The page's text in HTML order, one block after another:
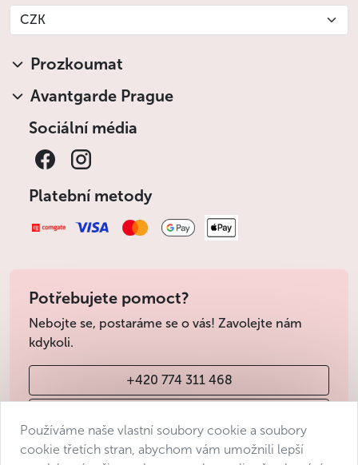
CZK
Prozkoumat
Avantgarde Prague
Sociální média
Platební metody
Potřebujete pomoct?
Nebojte se, postaráme se o vás! Zavolejte nám
kdykoli.
+420 774 311 468
Používáme naše vlastní soubory cookie a soubory
cookie třetích stran, abychom vám umožnili lepší